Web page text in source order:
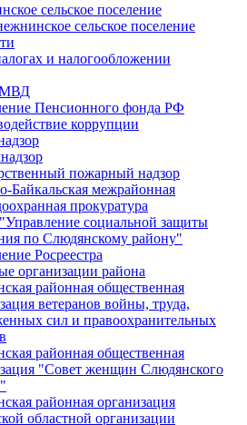
сельское поселение
сельское поселение
и налогообложении
МВД
Пенсионного фонда РФ
коррупции
пожарный надзор
Байкальская межрайонная
прокуратура
социальной защиты
по Слюдянскому району"
Росреестра
организации района
районная общественная
ветеранов войны, труда,
сил и правоохранительных
районная общественная
"Совет женщин Слюдянского
районная организация
областной организации